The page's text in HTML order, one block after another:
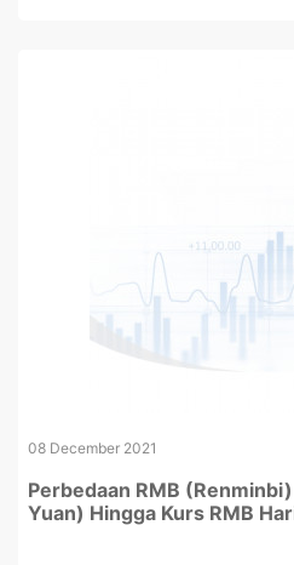
08 December 2021
Perbedaan RMB
Yuan) Hingga Kurs RMB